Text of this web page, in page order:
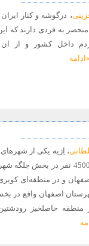
، درگوشه و کنار
به فردی دارند که
داخل کشور و از ان
»ادامه
، اِژیه یکی از
جمعیت 4500 نفر در بخش
و در منطقه‌ای
منطقه حاصلخیز